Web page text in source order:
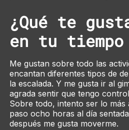
¿Qué te
en tu
Me gustan sobre todo las
encantan diferentes tipos de
la escalada. Y me gusta ir al
agrada sentir que tengo
Sobre todo, intento ser lo más
paso ocho horas al día
después me gusta moverme.